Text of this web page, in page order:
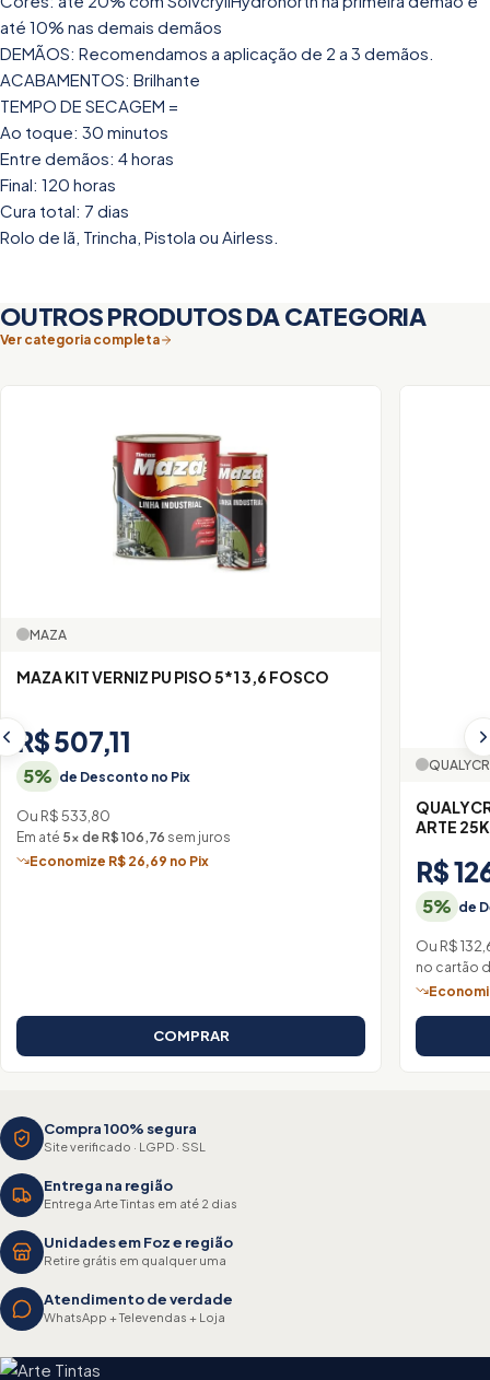
até 10% nas demais demãos
DEMÃOS: Recomendamos a aplicação de 2 a 3 demãos.
ACABAMENTOS: Brilhante
TEMPO DE SECAGEM =
Ao toque: 30 minutos
Entre demãos: 4 horas
Final: 120 horas
Cura total: 7 dias
Rolo de lã, Trincha, Pistola ou Airless.
OUTROS PRODUTOS DA CATEGORIA
Ver categoria completa
MAZA
MAZA KIT VERNIZ PU PISO 5*1 3,6 FOSCO
R$ 507,11
5% de Desconto no Pix
Ou R$ 533,80
Em até 5× de R$ 106,76 sem juros
Economize R$ 26,69 no Pix
COMPRAR
ARTE
R$
5% de
Ou R$
no cartão
Compra 100% segura
Site verificado · LGPD · SSL
Entrega na região
Entrega Arte Tintas em até 2 dias
Unidades em Foz e região
Retire grátis em qualquer uma
Atendimento de verdade
WhatsApp + Televendas + Loja